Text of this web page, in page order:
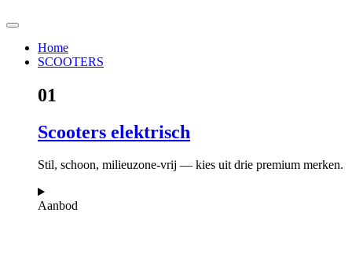
Home
SCOOTERS
01
Scooters elektrisch
Stil, schoon, milieuzone-vrij — kies uit drie premium merken.
Aanbod